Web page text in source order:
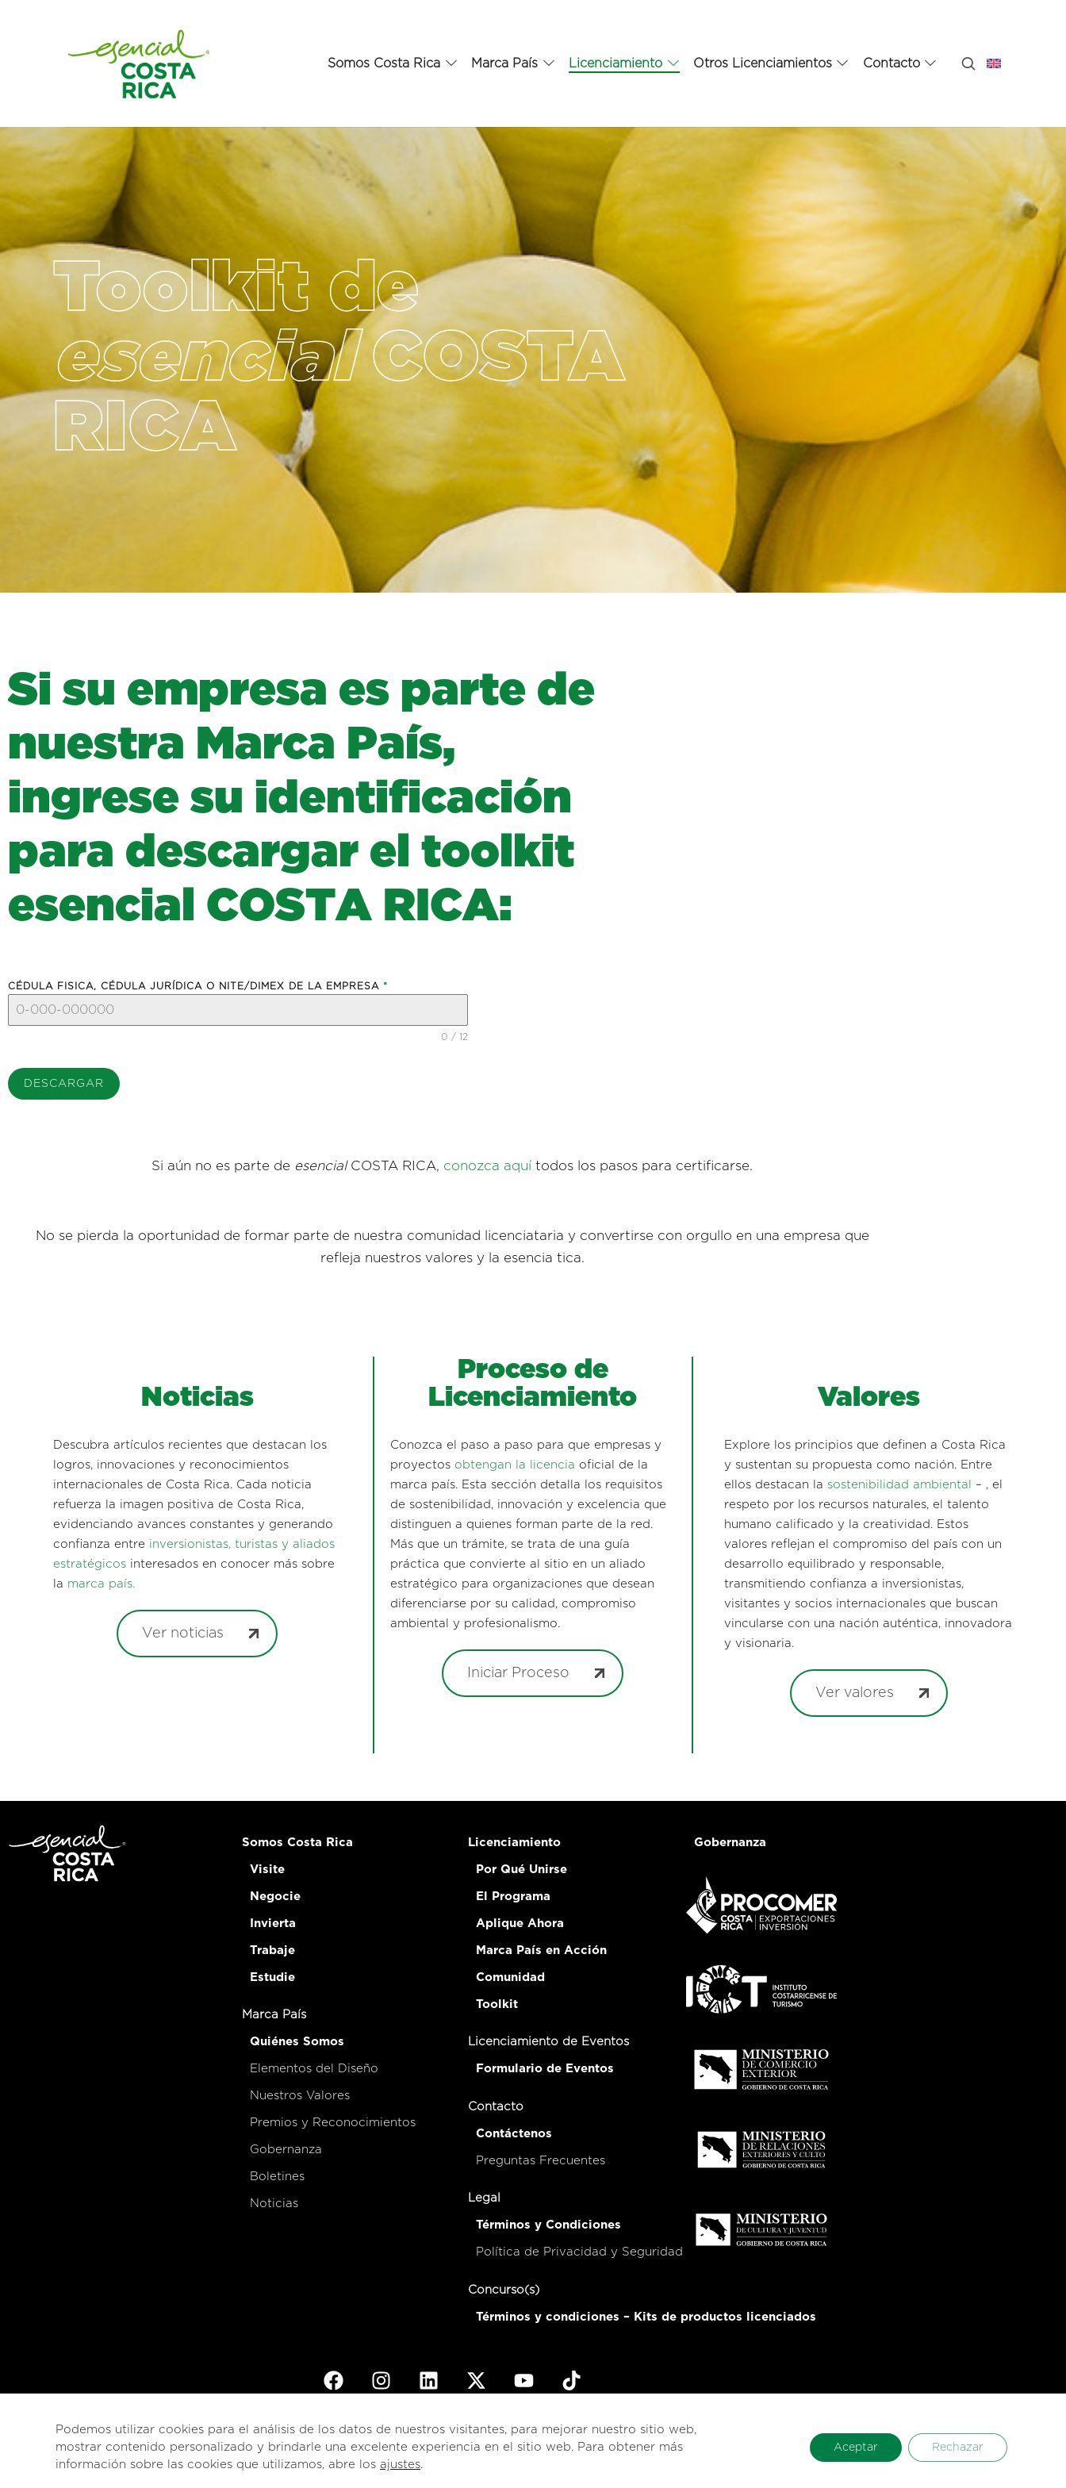
Somos Costa Rica Marca País Licenciamiento Otros Licenciamientos Contacto
Toolkit de
esencialCOSTA
RICA
Si su empresa es parte d e
nuestra M arca País,
ingrese su id entificación
para d escargar e too kit
esencia COSTA R CA:
CÉDULA FISICA, CÉDULA JURÍDICA O NITE/DIMEX DE LA EMPRESA *
0 / 12
DESCARGAR
Si aún no es parte de esencialCOSTA RICA, conozca aquí todos los pasos para certificarse.
No se pierda la oportunidad de formar parte de nuestra comunidad licenciataria y convertirse con orgullo en una empresa que
refleja nuestros valores y la esencia tica.
Noticias
Descubra artículos recientes que destacan los
logros, innovaciones y reconocimientos
internacionales de Costa Rica. Cada noticia
refuerza la imagen positiva de Costa Rica,
evidenciando avances constantes y generando
confianza entre inversionistas, turistas y aliados
estratégicos interesados en conocer más sobre
la marca país.
Ver noticias
Proceso de
Licenciamiento
Conozca el paso a paso para que empresas y
proyectos obtengan la licencia oficial de la
marca país. Esta sección detalla los requisitos
de sostenibilidad, innovación y excelencia que
distinguen a quienes forman parte de la red.
Más que un trámite, se trata de una guía
práctica que convierte al sitio en un aliado
estratégico para organizaciones que desean
diferenciarse por su calidad, compromiso
ambiental y profesionalismo.
Iniciar Proceso
Valores
Explore los principios que definen a Costa Rica
y sustentan su propuesta como nación. Entre
ellos destacan la sostenibilidad ambiental
– , el
respeto por los recursos naturales, el talento
humano calificado y la creatividad. Estos
valores reflejan el compromiso del país con un
desarrollo equilibrado y responsable,
transmitiendo confianza a inversionistas,
visitantes y socios internacionales que buscan
vincularse con una nación auténtica, innovadora
y visionaria.
Ver valores
Somos Costa Rica
Visite
Negocie
Invierta
Trabaje
Estudie
Marca País
Quiénes Somos
Elementos del Diseño
Nuestros Valores
Premios y Reconocimientos
Gobernanza
Boletines
Noticias
Licenciamiento
Por Qué Unirse
El Programa
Aplique Ahora
Marca País en Acción
Comunidad
Toolkit
Licenciamiento de Eventos
Formulario de Eventos
Contacto
Contáctenos
Preguntas Frecuentes
Legal
Términos y Condiciones
Política de Privacidad y Seguridad
Concurso(s)
Términos y condiciones – Kits de productos licenciados
Gobernanza
© 2026esencialCosta Rica
Podemos utilizar cookies para el análisis de los datos de nuestros visitantes, para mejorar nuestro sitio web,
mostrar contenido personalizado y brindarle una excelente experiencia en el sitio web. Para obtener más
información sobre las cookies que utilizamos, abre los ajustes.
Aceptar Rechazar